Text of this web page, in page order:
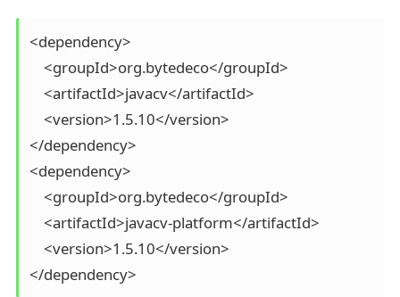
<dependency>
    <groupId>org.bytedeco</groupId>
    <artifactId>javacv</artifactId>
    <version>1.5.10</version>
</dependency>
<dependency>
    <groupId>org.bytedeco</groupId>
    <artifactId>javacv-platform</artifactId>
    <version>1.5.10</version>
</dependency>